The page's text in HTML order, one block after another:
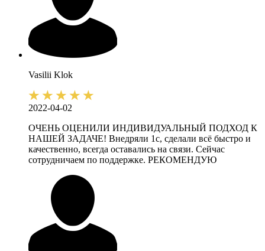
Vasilii Klok
2022-04-02
ОЧЕНЬ ОЦЕНИЛИ ИНДИВИДУАЛЬНЫЙ ПОДХОД К
НАШЕЙ ЗАДАЧЕ! Внедряли 1с, сделали всё быстро и
качественно, всегда оставались на связи. Сейчас
сотрудничаем по поддержке. РЕКОМЕНДУЮ